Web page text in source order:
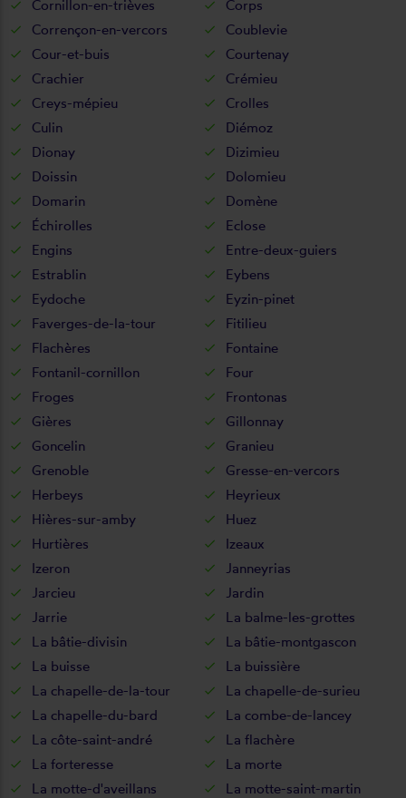
Cornillon-en-trièves
Corps
Corrençon-en-vercors
Coublevie
Cour-et-buis
Courtenay
Crachier
Crémieu
Creys-mépieu
Crolles
Culin
Diémoz
Dionay
Dizimieu
Doissin
Dolomieu
Domarin
Domène
Échirolles
Eclose
Engins
Entre-deux-guiers
Estrablin
Eybens
Eydoche
Eyzin-pinet
Faverges-de-la-tour
Fitilieu
Flachères
Fontaine
Fontanil-cornillon
Four
Froges
Frontonas
Gières
Gillonnay
Goncelin
Granieu
Grenoble
Gresse-en-vercors
Herbeys
Heyrieux
Hières-sur-amby
Huez
Hurtières
Izeaux
Izeron
Janneyrias
Jarcieu
Jardin
Jarrie
La balme-les-grottes
La bâtie-divisin
La bâtie-montgascon
La buisse
La buissière
La chapelle-de-la-tour
La chapelle-de-surieu
La chapelle-du-bard
La combe-de-lancey
La côte-saint-andré
La flachère
La forteresse
La morte
La motte-d'aveillans
La motte-saint-martin